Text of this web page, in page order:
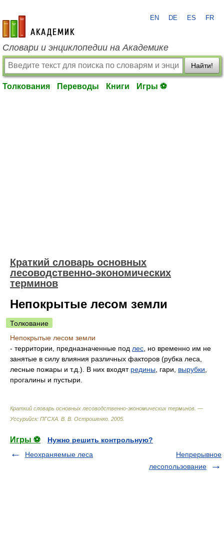
academic.ru
EN DE ES FR
Словари и энциклопедии на Академике
Найти!
Толкования Переводы Книги Игры ⚽
Краткий словарь основных
лесоводственно-экономических
терминов
Непокрытые лесом земли
Толкование
Непокрытые лесом земли
- территории, предназначенные под лес , но временно им не
занятые в силу влияния различных факторов (рубка леса,
лесные пожары и т.д.). В них входят редины , гари, вырубки
прогалины и пустыри.
Краткий словарь основных лесоводственно-экономических терминов. —
Уссурийск: ПГСХА В. В. Острошенко 2005
Игры ⚽
Нужно решить контрольную?
Неохраняемые леса
Непрерывное
лесопользование